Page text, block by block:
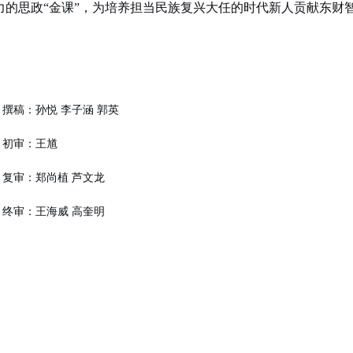
的思政“金课” ，为培养担当民族复兴大任的时代新人贡献东财
撰稿：孙悦 李子涵 郭英
初审： 王馗
复审： 郑尚植 芦文龙
终审： 王海威 高奎明